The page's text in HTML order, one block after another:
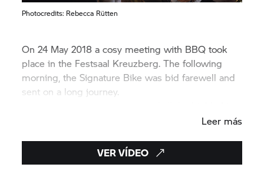
Photocredits: Rebecca Rütten
On 24 May 2018 a cosy meeting with BBQ took
place in the Festsaal Kreuzberg. The following
morning, the Signature Bike was bid farewell and
sent on a long journey.
Leer más
VER VÍDEO